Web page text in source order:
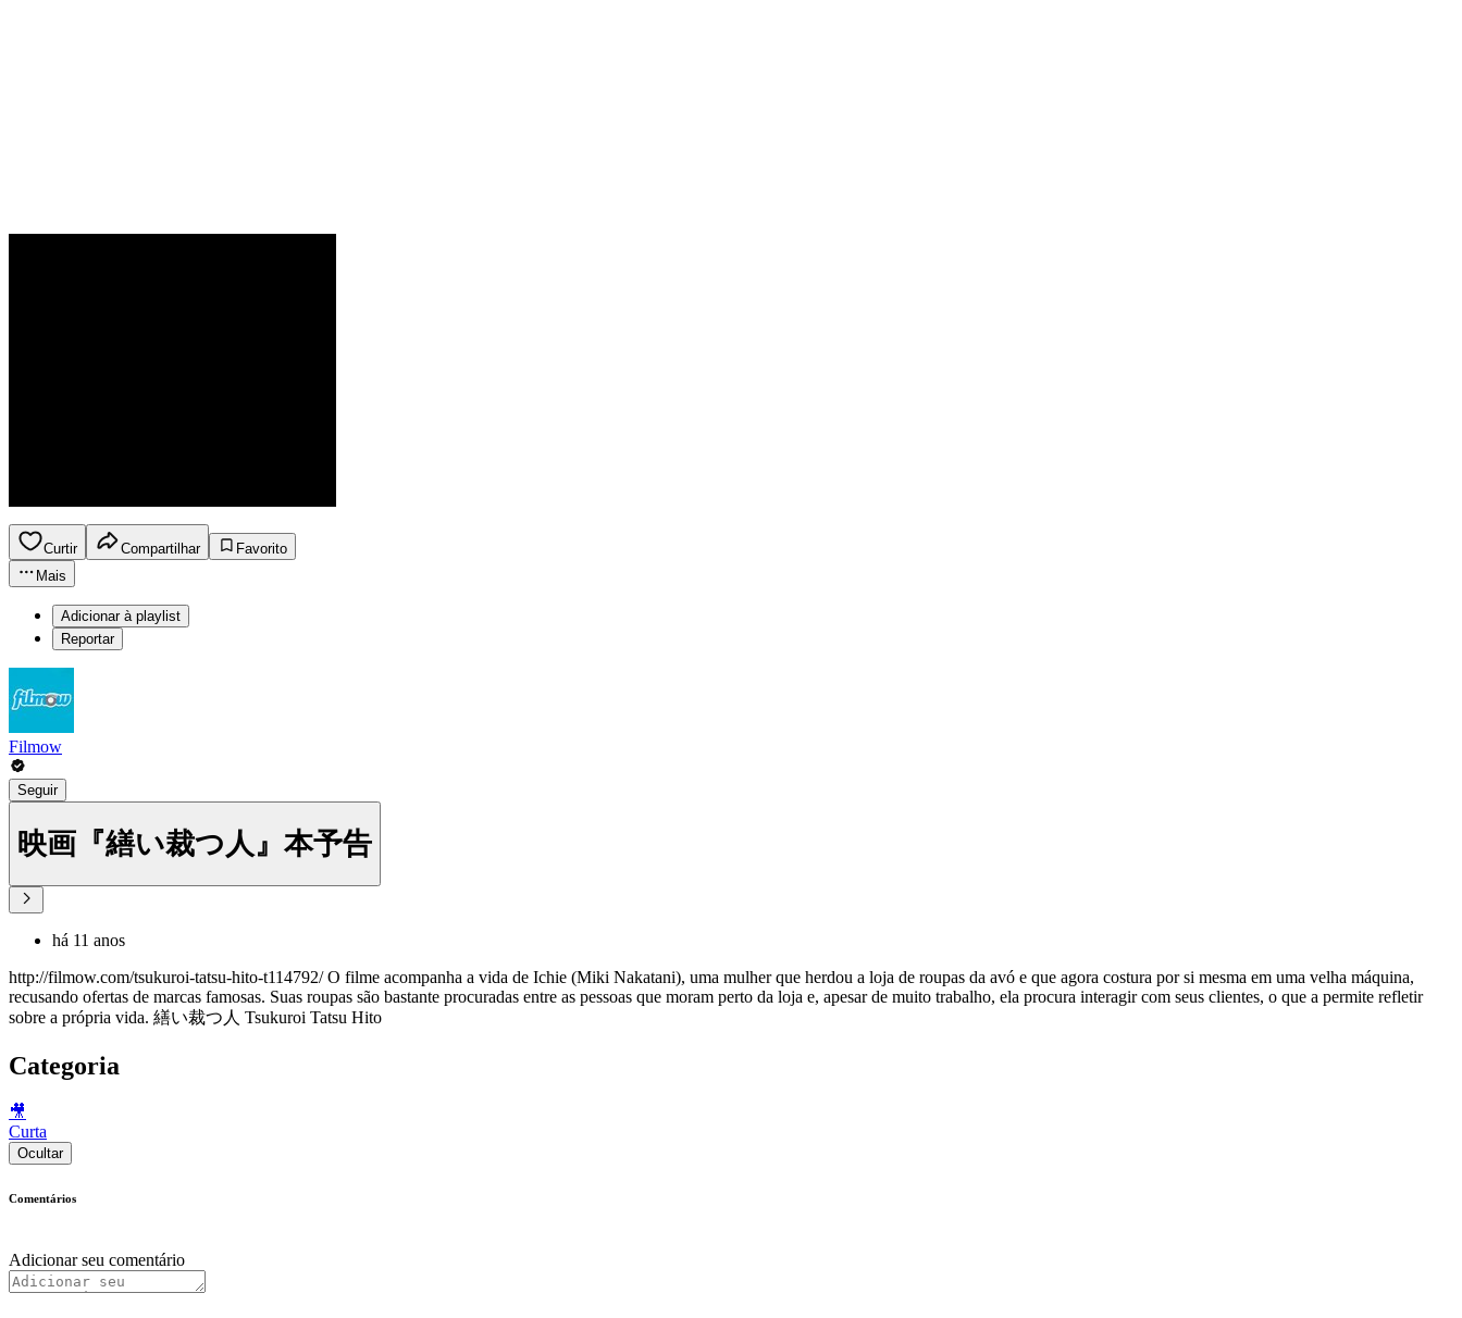
Curtir Compartilhar
Favorito
Mais
Adicionar à playlist
Reportar
Filmow
Seguir
映画『繕い裁つ人』本予告
há 11 anos
http://filmow.com/tsukuroi-tatsu-hito-t114792/ O filme acompanha a vida de Ichie (Miki Nakatani), uma mulher que herdou a loja de roupas da avó e que agora costura por si mesma em uma velha máquina,
recusando ofertas de marcas famosas. Suas roupas são bastante procuradas entre as pessoas que moram perto da loja e, apesar de muito trabalho, ela procura interagir com seus clientes, o que a permite refletir
sobre a própria vida. 繕い裁つ人 Tsukuroi Tatsu Hito
Categoria
🎥
Curta
Ocultar
Comentários
Adicionar seu comentário